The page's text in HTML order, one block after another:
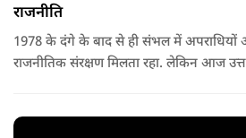
राजनीति
1978 के दंगे के बाद से ही संभल में अपराधियों
राजनीतिक संरक्षण मिलता रहा. लेकिन आज
नेता या सांसद क्यों न हो, यदि वह राज्य की